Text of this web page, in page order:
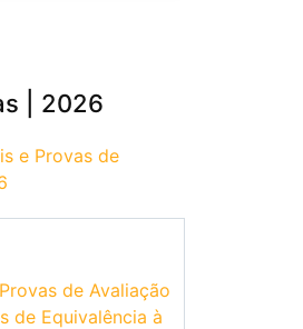
| 2026
de Avaliação
de Equivalência à